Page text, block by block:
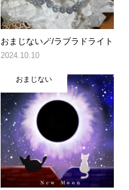
おまじない🪄/ラブラドライト
2024.10.10
おまじない